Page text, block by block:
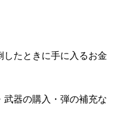
したときに手に入るお金
武器の購入・弾の補充な